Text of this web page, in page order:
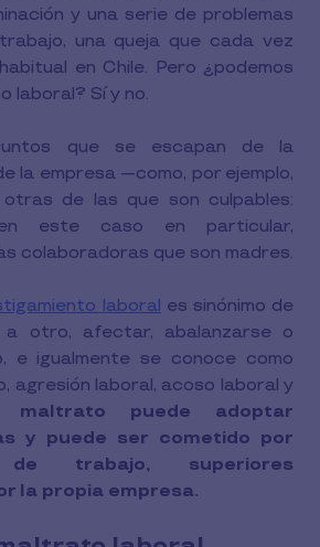
y una serie de problemas
una queja que cada vez
en Chile. Pero ¿podemos
laboral? Sí y no.
que se escapan de la
la empresa —como, por ejemplo,
de las que son culpables:
en este caso en particular,
colaboradoras que son madres.
laboral es sinónimo de
a otro, afectar, abalanzarse o
e igualmente se conoce como
agresión laboral, acoso laboral y
maltrato puede adoptar
y puede ser cometido por
de trabajo, superiores
la propia empresa.